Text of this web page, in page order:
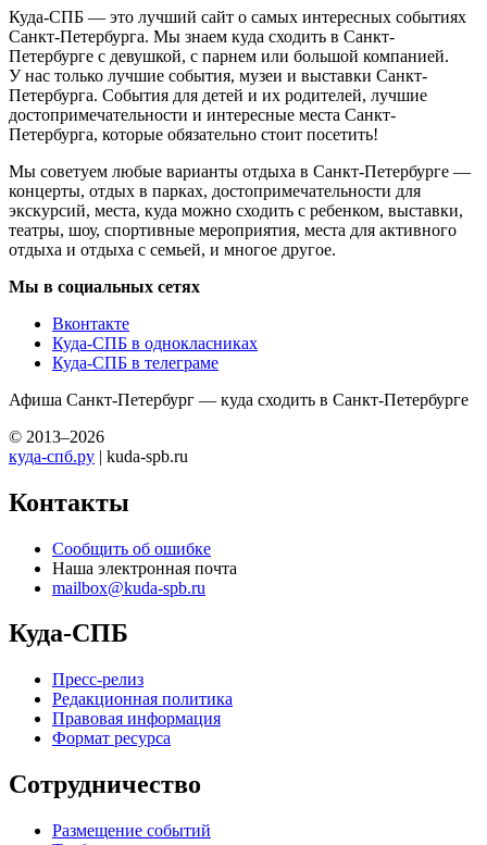
Куда-СПБ — это лучший сайт о самых интересных событиях
Санкт-Петербурга. Мы знаем куда сходить в Санкт-
Петербурге с девушкой, с парнем или большой компанией.
У нас только лучшие события, музеи и выставки Санкт-
Петербурга. События для детей и их родителей, лучшие
достопримечательности и интересные места Санкт-
Петербурга, которые обязательно стоит посетить!
Мы советуем любые варианты отдыха в Санкт-Петербурге —
концерты, отдых в парках, достопримечательности для
экскурсий, места, куда можно сходить с ребенком, выставки,
театры, шоу, спортивные мероприятия, места для активного
отдыха и отдыха с семьей, и многое другое.
Мы в социальных сетях
Вконтакте
Куда-СПБ в однокласниках
Куда-СПБ в телеграме
Афиша Санкт-Петербург — куда сходить в Санкт-Петербурге
© 2013–2026
куда-спб.ру | kuda-spb.ru
Контакты
Сообщить об ошибке
Наша электронная почта
mailbox@kuda-spb.ru
Куда-СПБ
Пресс-релиз
Редакционная политика
Правовая информация
Формат ресурса
Сотрудничество
Размещение событий